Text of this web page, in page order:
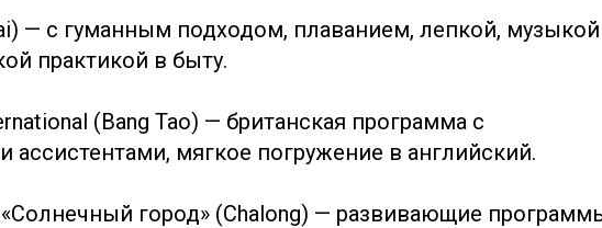
— с гуманным подходом, плаванием, лепкой,
практикой в быту.
(Bang Tao) — британская программа с
ассистентами, мягкое погружение в английский.
«Солнечный город» (Chalong) — развивающие